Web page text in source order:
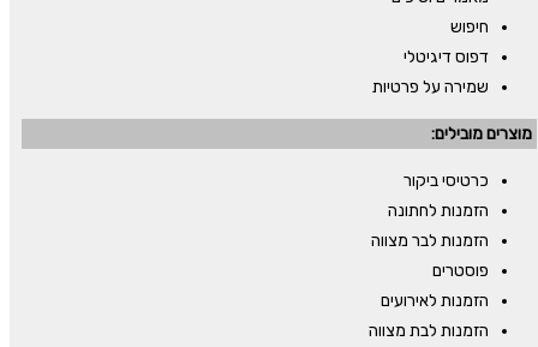
חיפוש
דפוס דיגיטלי
שמירה על פרטיות
מוצרים מובילים:
כרטיסי ביקור
הזמנות לחתונה
הזמנות לבר מצווה
פוסטרים
הזמנות לאירועים
הזמנות לבת מצווה